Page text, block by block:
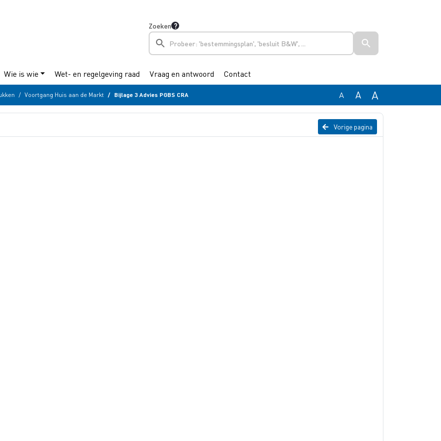
Zoeken
Wie is wie Wet- en regelgeving raad Vraag en antwoord Contact
Voortgang Huis aan de Markt Bijlage 3 Advies PGBS CRA A A A
Vorige pagina